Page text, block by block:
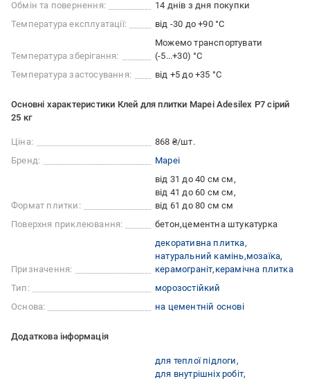
Обмін та повернення:
14 днів з дня покупки
Температура експлуатації:
від -30 до +90 °C
Температура зберігання:
Можемо транспортувати
(-5...+30) °C
Температура застосування:
від +5 до +35 °С
Основні характеристики Клей для плитки Mapei Adesilex P7 сірий
25 кг
Ціна:
868 ₴/шт.
Бренд:
Mapei
Формат плитки:
від 31 до 40 см см
від 41 до 60 см см
від 61 до 80 см см
Поверхня приклеювання:
бетон цементна штукатурка
Призначення:
декоративна плитка
натуральний камінь мозаїка
керамограніт керамічна плитка
Тип:
морозостійкий
Основа:
на цементній основі
Додаткова інформація
для теплої підлоги
для внутрішніх робіт